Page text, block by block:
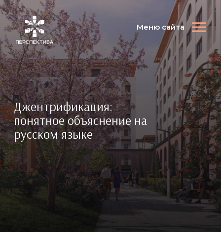
Джентрификация:
понятное объяснение на
русском языке
Меню сайта